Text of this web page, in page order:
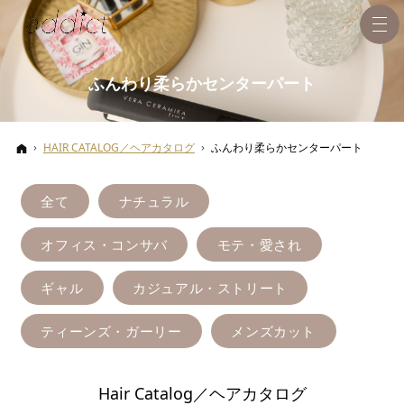
ふんわり柔らかセンターパート
ホーム
HAIR CATALOG／ヘアカタログ ふんわり柔らかセンターパート
全て ナチュラル
オフィス・コンサバ モテ・愛され
ギャル カジュアル・ストリート
ティーンズ・ガーリー メンズカット
Hair Catalog／ヘアカタログ